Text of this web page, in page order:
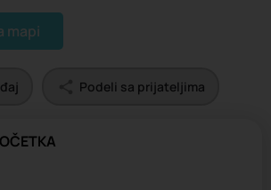
mapi
Podeli sa prijateljima